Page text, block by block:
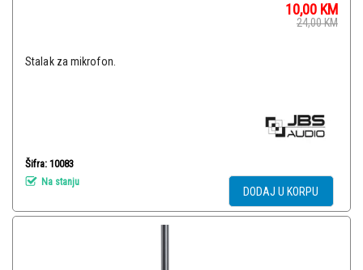
10,00 KM
24,00KM
Stalak za mikrofon.
Šifra: 10083
Na stanju
DODAJ U KORPU